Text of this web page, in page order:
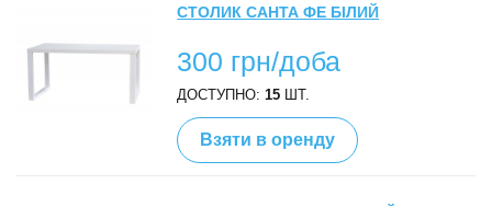
СТОЛИК САНТА ФЕ БІЛИЙ
300 грн/доба
ДОСТУПНО:15 ШТ.
Взяти в оренду